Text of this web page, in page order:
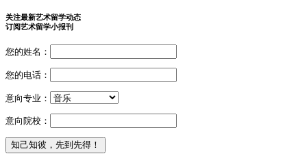
关注最新艺术留学动态
订阅艺术留学小报刊
您的姓名：
您的电话：
意向专业：
意向院校：